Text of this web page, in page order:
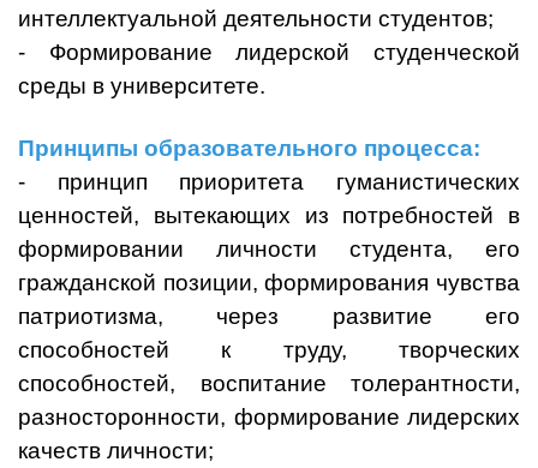
интеллектуальной деятельности студентов;
- Формирование лидерской студенческой
среды в университете.
Принципы образовательного процесса:
- принцип приоритета гуманистических
ценностей, вытекающих из потребностей в
формировании личности студента, его
гражданской позиции, формирования чувства
патриотизма, через развитие его
способностей к труду, творческих
способностей, воспитание толерантности,
разносторонности, формирование лидерских
качеств личности;